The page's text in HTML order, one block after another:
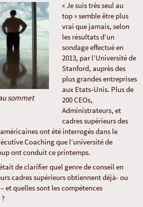
sommet
« Je suis très seul au
top » semble être plus
vrai que jamais, selon
les résultats d’un
sondage effectué en
2013, par l’Université de
Stanford, auprès des
plus grandes entreprises
aux Etats-Unis. Plus de
200 CEOs,
Administrateurs, et
cadres supérieurs des
ont été interrogés dans le
Coaching que l’université de
ont conduit ce printemps.
de clarifier quel genre de conseil en
cadres supérieurs obtiennent déjà- ou
et quelles sont les compétences